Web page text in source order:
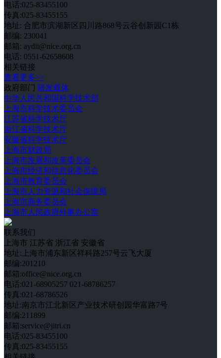
电话:025-83455100
传真:025-83455155
地址: 合肥市滨湖新区四川路868号云谷创新园C1栋
邮编: 230041
邮箱: aydii@nice.org.cn
电话: 0551-62658608
相关链接
查看更多>>
政府部门 研发载体
中华人民共和国科学技术部
上海市科学技术委员会
江苏省科学技术厅
浙江省科学技术厅
安徽省科学技术厅
上海市财政局
上海市发展和改革委员会
上海市经济和信息化委员会
上海市教育委员会
上海市人力资源和社会保障局
上海市商务委员会
上海市人民政府外事办公室
联系我们
上海市 江苏省 浙江省 安徽省
地址:上海市浦东新区祥科路257号云飞大厦
邮编:201210
邮箱:office@nice.org.cn
电话:021-68905257 021-68786257
传真:021-68786526
地址:南京市江北新区产业技术研创园华富路7号
邮编:211899
邮箱:service@jitri.cn
电话:025-83455100
传真:025-83455155